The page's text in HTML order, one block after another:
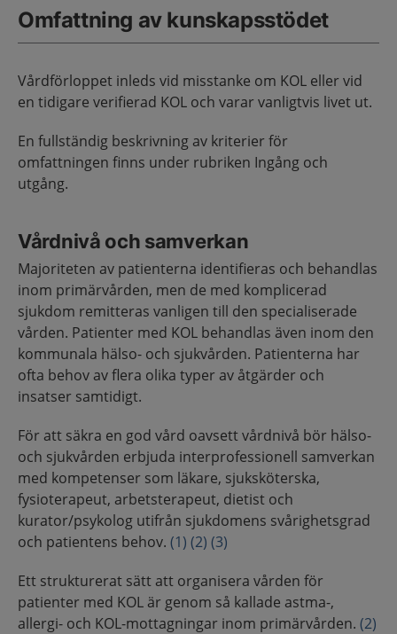
Omfattning av kunskapsstödet
Vårdförloppet inleds vid misstanke om KOL eller vid
en tidigare verifierad KOL och varar vanligtvis livet ut.
En fullständig beskrivning av kriterier för
omfattningen finns under rubriken Ingång och
utgång.
Vårdnivå och samverkan
Majoriteten av patienterna identifieras och behandlas
inom primärvården, men de med komplicerad
sjukdom remitteras vanligen till den specialiserade
vården. Patienter med KOL behandlas även inom den
kommunala hälso- och sjukvården. Patienterna har
ofta behov av flera olika typer av åtgärder och
insatser samtidigt.
För att säkra en god vård oavsett vårdnivå bör hälso-
och sjukvården erbjuda interprofessionell samverkan
med kompetenser som läkare, sjuksköterska,
fysioterapeut, arbetsterapeut, dietist och
kurator/psykolog utifrån sjukdomens svårighetsgrad
och patientens behov. (1) (2) (3)
Ett strukturerat sätt att organisera vården för
patienter med KOL är genom så kallade astma-,
allergi- och KOL-mottagningar inom primärvården. (2)